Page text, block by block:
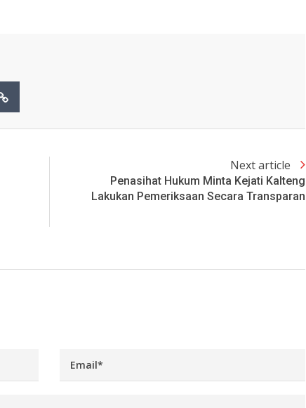
Next article
Penasihat Hukum Minta Kejati Kalteng
Lakukan Pemeriksaan Secara Transparan